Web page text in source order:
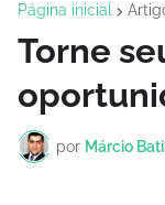
Página inicial
Torne
por Márcio